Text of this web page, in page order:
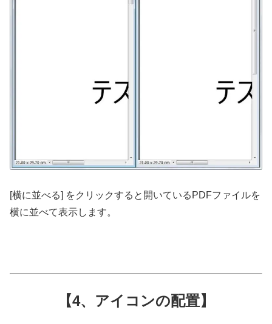
[横に並べる] をクリックすると開いているPDFファイルを
横に並べて表示します。
【4、アイコンの配置】